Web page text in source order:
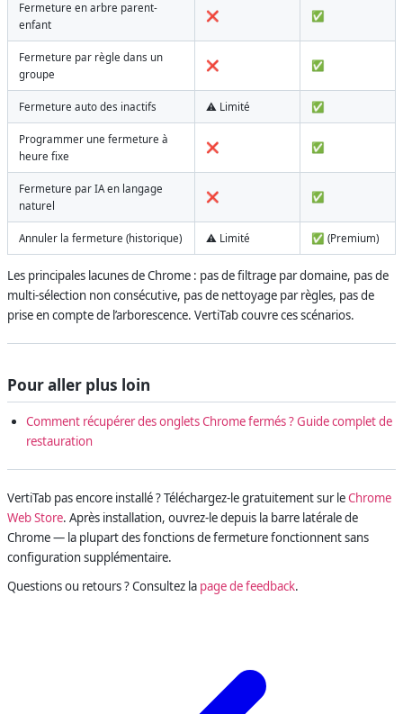
Fermeture en arbre parent-
enfant
❌ ✅
Fermeture par règle dans un
groupe
❌ ✅
Fermeture auto des inactifs ⚠️ Limité ✅
Programmer une fermeture à
heure fixe
❌ ✅
Fermeture par IA en langage
naturel
❌ ✅
Annuler la fermeture (historique) ⚠️ Limité ✅ (Premium)
Les principales lacunes de Chrome : pas de filtrage par domaine, pas de
multi-sélection non consécutive, pas de nettoyage par règles, pas de
prise en compte de l’arborescence. VertiTab couvre ces scénarios.
Pour aller plus loin
Comment récupérer des onglets Chrome fermés ? Guide complet de
restauration
VertiTab pas encore installé ? Téléchargez-le gratuitement sur leChrome
Web Store. Après installation, ouvrez-le depuis la barre latérale de
Chrome — la plupart des fonctions de fermeture fonctionnent sans
configuration supplémentaire.
Questions ou retours ? Consultez la page de feedback.